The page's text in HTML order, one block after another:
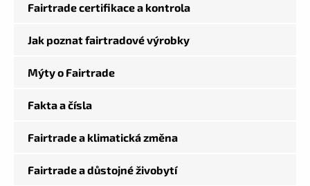
Fairtrade certifikace a kontrola
Jak poznat fairtradové výrobky
Mýty o Fairtrade
Fakta a čísla
Fairtrade a klimatická změna
Fairtrade a důstojné živobytí